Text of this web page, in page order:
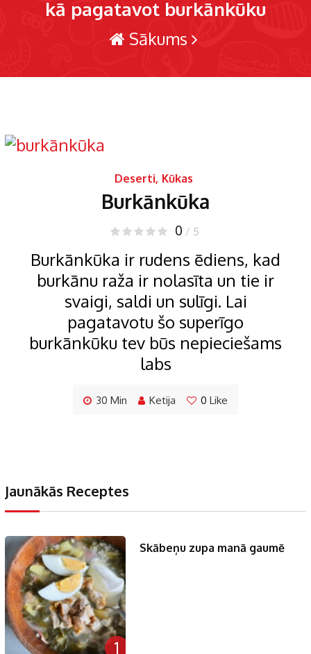
kā pagatavot burkānkūku
Sākums
Deserti, Kūkas
Burkānkūka
0 / 5
Burkānkūka ir rudens ēdiens, kad
burkānu raža ir nolasīta un tie ir
svaigi, saldi un sulīgi. Lai
pagatavotu šo superīgo
burkānkūku tev būs nepieciešams
labs
30 Min Ketija 0 Like
Jaunākās Receptes
1
Skābeņu zupa manā gaumē